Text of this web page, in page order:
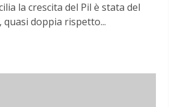
la crescita del Pil è stata del
quasi doppia rispetto...